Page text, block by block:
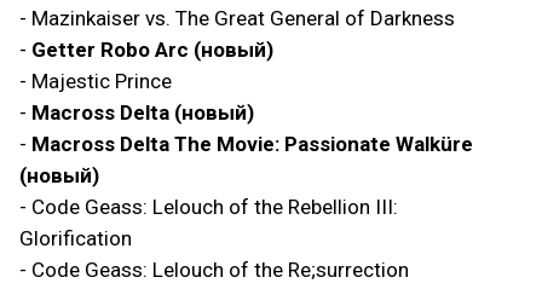
- Mazinkaiser vs. The Great General of Darkness
- Getter Robo Arc (новый)
- Majestic Prince
- Macross Delta (новый)
- Macross Delta The Movie: Passionate Walküre
(новый)
- Code Geass: Lelouch of the Rebellion III:
Glorification
- Code Geass: Lelouch of the Re;surrection